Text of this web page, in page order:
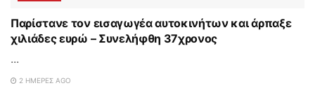
Παρίστανε τον εισαγωγέα αυτοκινήτων και άρπαξε
χιλιάδες ευρώ – Συνελήφθη 37χρονος
...
2 ΗΜΈΡΕΣ AGO